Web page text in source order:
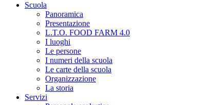
Scuola
Panoramica
Presentazione
L.T.O. FOOD FARM 4.0
I luoghi
Le persone
I numeri della scuola
Le carte della scuola
Organizzazione
La storia
Servizi